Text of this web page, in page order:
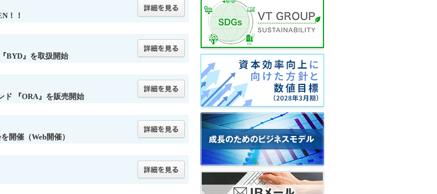
！！
BYD』を取扱開始
ド 『ORA』を販売開始
開催（Web開催）